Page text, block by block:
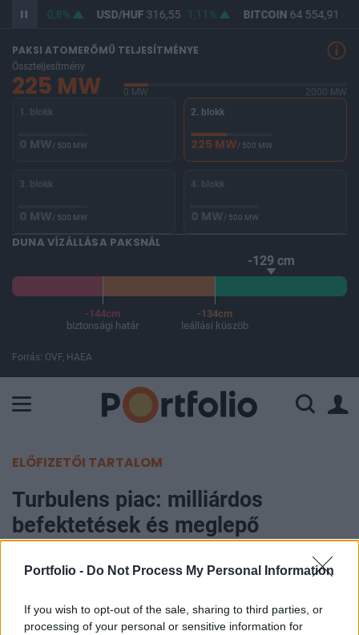
Portfolio - Do Not Process My Personal Information
If you wish to opt-out of the sale, sharing to third parties, or
processing of your personal or sensitive information for
364,63 0,8% USD/HUF316,55 1,11% BITCOIN64 554,91 -
PAKSI ATOMERŐMŰ TELJESÍTMÉNYE
Összteljesítmény
225 MW 0 MW
2000 MW
1. blokk
0 MW/ 500 MW
2. blokk
225 MW/ 500 MW
3. blokk
0 MW/ 500 MW
4. blokk
0 MW/ 500 MW
DUNA VÍZÁLLÁSA PAKSNÁL
-129 cm
-144cm
biztonsági határ
-134cm
leállási küszöb
Forrás: OVF, HAEA
ELŐFIZETŐI TARTALOM
Turbulens piac: milliárdos
befektetések és meglepő
stratégiák a vámháború túlélésére
2025. április 29. 08:48